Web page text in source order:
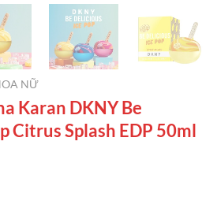
NỮ
Karan DKNY Be
Citrus Splash EDP 50ml